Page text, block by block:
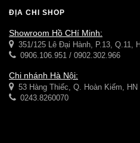
ĐỊA CHỈ SHOP
Showroom Hồ CHí Minh:
351/125 Lê Đại Hành, P.13, Q.11,
0906.106.951 / 0902.302.966
Chi nhánh Hà Nội:
53 Hàng Thiếc, Q. Hoàn Kiếm, HN
0243.8260070